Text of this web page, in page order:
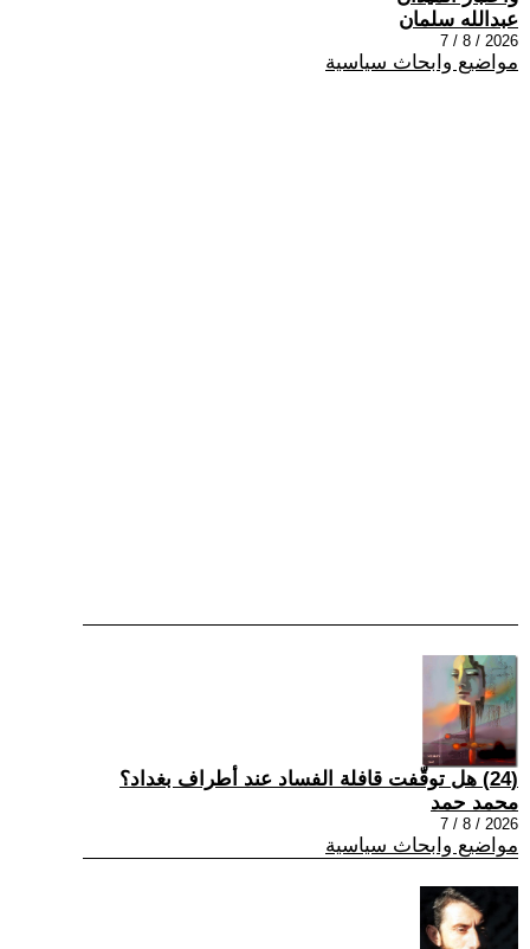
عبدالله سلمان
2026 / 8 / 7
مواضيع وابحاث سياسية
(24) هل توقّفت قافلة الفساد عند أطراف بغداد؟
محمد حمد
2026 / 8 / 7
مواضيع وابحاث سياسية